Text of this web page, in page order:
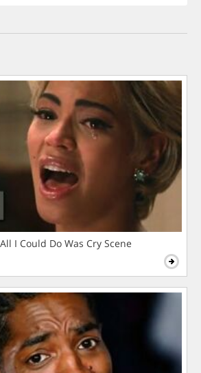
I Could Do Was Cry Scene